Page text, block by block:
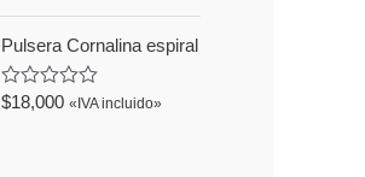
n
0
d
e
5
o
a
d
Pulsera Cornalina espiral
V
$18,000 «IVA incluido»